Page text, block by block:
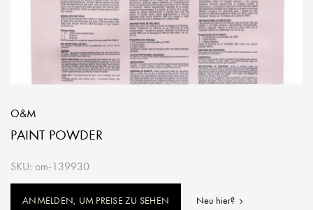
O&M
PAINT POWDER
SKU: om-139930
ANMELDEN, UM PREISE ZU SEHEN Neu hier?